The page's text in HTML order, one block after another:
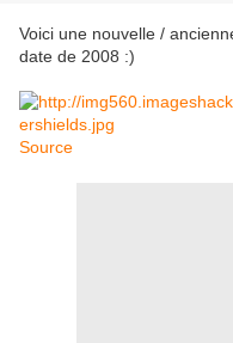
Voici une nouvelle /
date de 2008 :)
Source